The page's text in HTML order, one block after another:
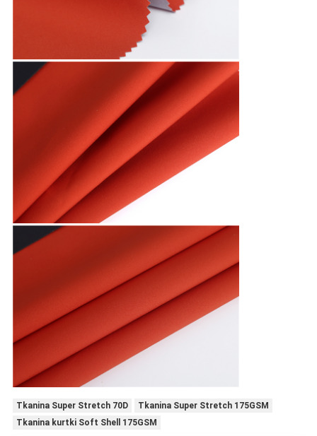
Tkanina Super Stretch 70D
Tkanina Super Stretch 175GSM
Tkanina kurtki Soft Shell 175GSM